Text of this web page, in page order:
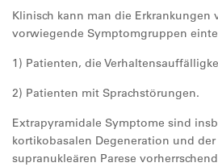
Klinisch kann man die Erkrankungen
vorwiegende Symptomgruppen
1) Patienten, die
2) Patienten mit Sprachstörungen.
Extrapyramidale Symptome sind
kortikobasalen Degeneration und
supranukleären Parese